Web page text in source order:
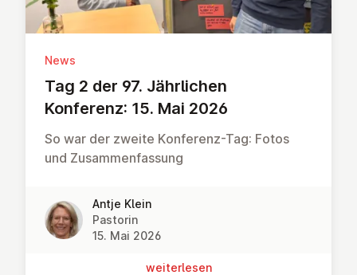
News
Tag 2 der 97. Jähr­li­chen
Konferenz: 15. Mai 2026
So war der zweite Konferenz-Tag: Fotos
und Zusammenfassung
Antje Klein
Pastorin
15. Mai 2026
wei­ter­le­sen